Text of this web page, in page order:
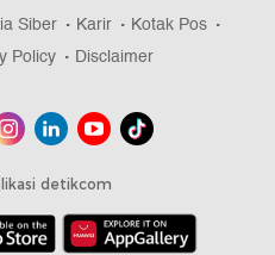
Siber Karir
Kotak Pos
Policy Disclaimer
detikcom